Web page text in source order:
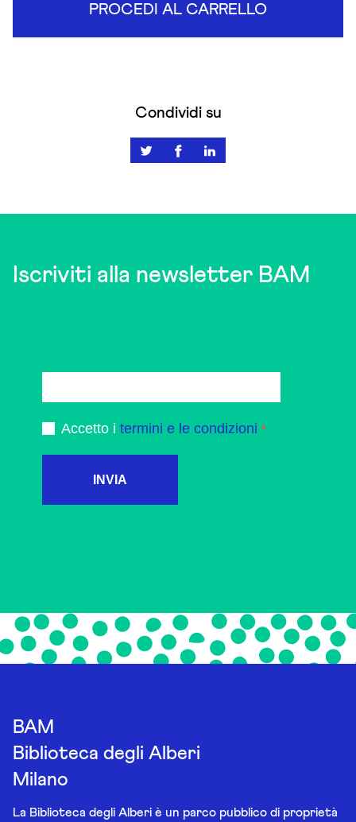
PROCEDI AL CARRELLO
Condividi su
Iscriviti alla newsletter BAM
Accetto i termini e le condizioni
INVIA
BAM
Biblioteca degli Alberi
Milano
La Biblioteca degli Alberi è un parco pubblico di proprietà